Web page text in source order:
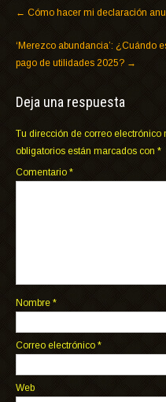
← Cómo hacer mi declaración
‘Merezco abundancia’: ¿Cuándo
pago de utilidades 2025? →
Deja una respuesta
Tu dirección de correo electrónico
obligatorios están marcados con *
Comentario *
Nombre *
Correo electrónico *
Web